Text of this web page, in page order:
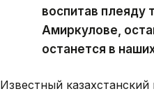
воспитав плеяду
Амиркулове,
останется в
Известный